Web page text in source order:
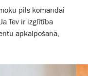
pils komandai
Tev ir izglītība
apkalpošanā,